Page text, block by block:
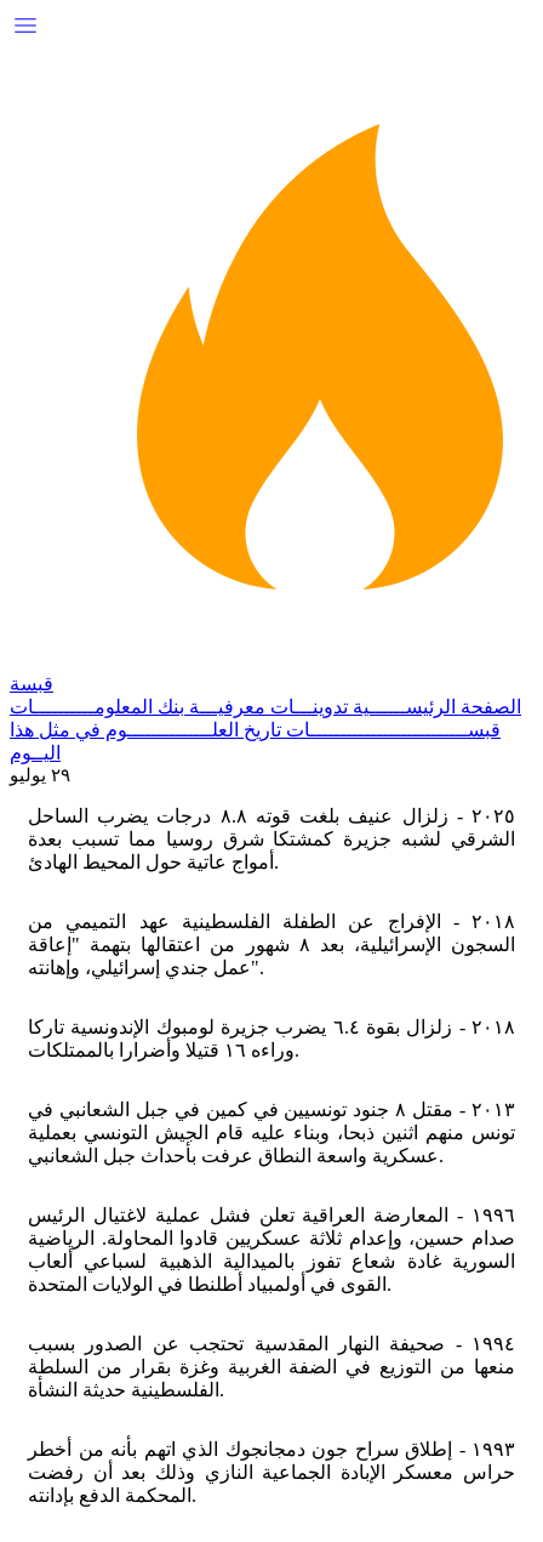
قبسة
الصفحة الرئيســــــية تدوينـــات معرفيـــة بنك المعلومــــــــــات
قبســــــــــــــــــــــــــات تاريخ العلــــــــــــــوم في مثل هذا
اليــوم
٢٩ يوليو
٢٠٢٥ - زلزال عنيف بلغت قوته ٨.٨ درجات يضرب الساحل
الشرقي لشبه جزيرة كمشتكا شرق روسيا مما تسبب بعدة
أمواج عاتية حول المحيط الهادئ.
٢٠١٨ - الإفراج عن الطفلة الفلسطينية عهد التميمي من
السجون الإسرائيلية، بعد ٨ شهور من اعتقالها بتهمة "إعاقة
عمل جندي إسرائيلي، وإهانته".
٢٠١٨ - زلزال بقوة ٦.٤ يضرب جزيرة لومبوك الإندونسية تاركا
وراءه ١٦ قتيلا وأضرارا بالممتلكات.
٢٠١٣ - مقتل ٨ جنود تونسيين في كمين في جبل الشعانبي في
تونس منهم اثنين ذبحا، وبناء عليه قام الجيش التونسي بعملية
عسكرية واسعة النطاق عرفت بأحداث جبل الشعانبي.
١٩٩٦ - المعارضة العراقية تعلن فشل عملية لاغتيال الرئيس
صدام حسين، وإعدام ثلاثة عسكريين قادوا المحاولة. الرياضية
السورية غادة شعاع تفوز بالميدالية الذهبية لسباعي ألعاب
القوى في أولمبياد أطلنطا في الولايات المتحدة.
١٩٩٤ - صحيفة النهار المقدسية تحتجب عن الصدور بسبب
منعها من التوزيع في الضفة الغربية وغزة بقرار من السلطة
الفلسطينية حديثة النشأة.
١٩٩٣ - إطلاق سراح جون دمجانجوك الذي اتهم بأنه من أخطر
حراس معسكر الإبادة الجماعية النازي وذلك بعد أن رفضت
المحكمة الدفع بإدانته.